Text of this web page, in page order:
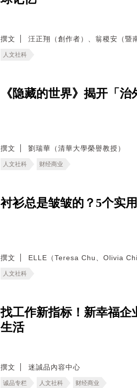
撰文 汪正翔（創作者）、翁稷安（暨
人文社科
《隐藏的世界》揭开「
撰文 劉瑞華（清華大學榮譽教授）
人文社科 财经商业
衬衫总是皱皱的？5个实
撰文 ELLE（Teresa Chu、Olivia
人文社科
找工作新指标！新幸福企
生活
撰文 迷誠品內容中心
诚品专栏 人文社科 财经商业